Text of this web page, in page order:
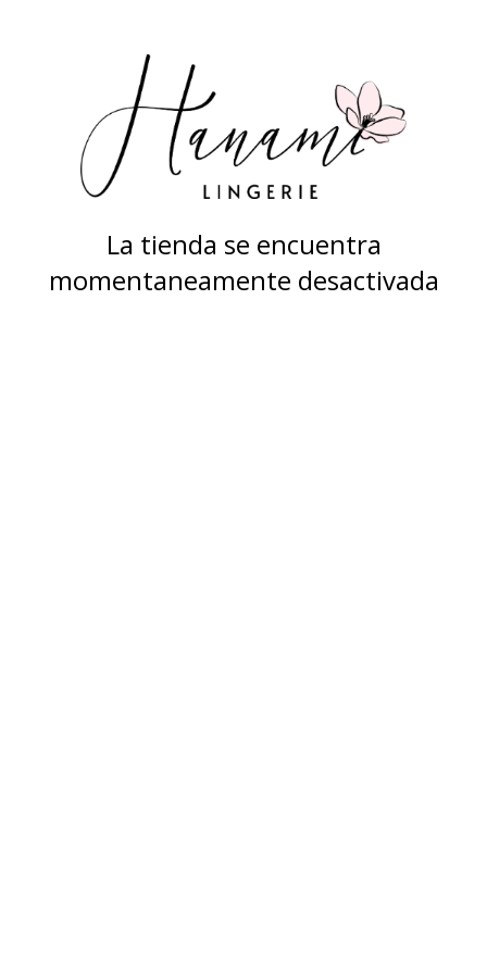
La tienda se encuentra
momentaneamente desactivada